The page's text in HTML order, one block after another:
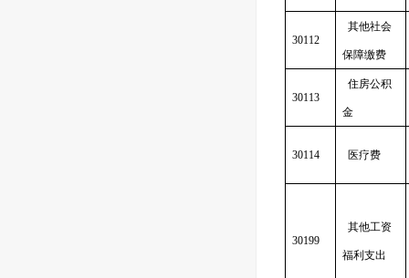
30112
其他社会
保障缴费
30113
住房公积
金
30114 医疗费
30199
其他工资
福利支出